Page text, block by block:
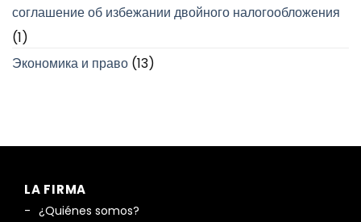
соглашение об избежании двойного налогообложения
(1)
Экономика и право (13)
LA FIRMA
¿Quiénes somos?